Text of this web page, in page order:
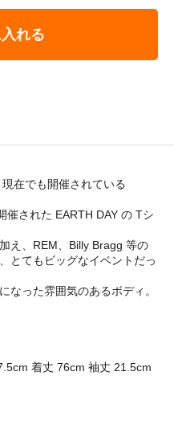
れる
在でも開催されている
催された EARTH DAY の Tシ
え、REM、Billy Bragg 等の
とてもビッグなイベントだっ
なった雰囲気のあるボディ。
着丈 76cm 袖丈 21.5cm